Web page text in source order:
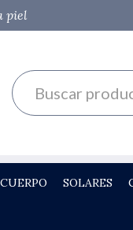
piel
CUERPO SOLARES